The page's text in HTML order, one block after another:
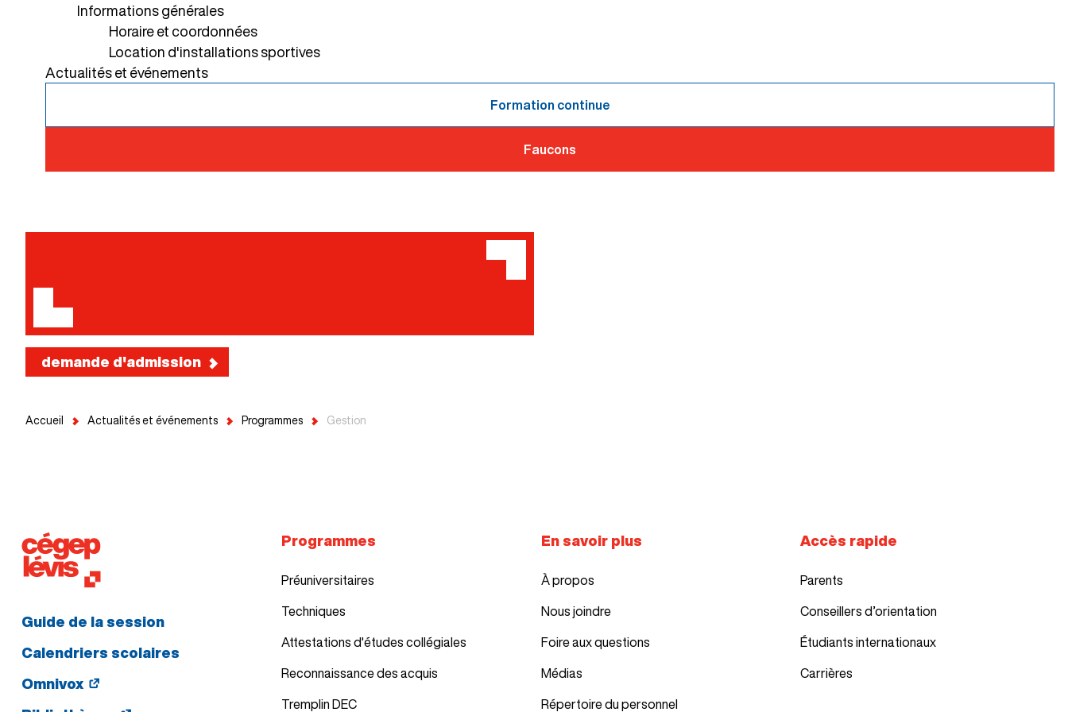
Informations générales
Horaire et coordonnées
Location d'installations sportives
Actualités et événements
Formation continue
Faucons
demande d'admission
Accueil Actualités et événements Programmes Gestion
Guide de la session
Calendriers scolaires
Omnivox
Programmes
Préuniversitaires
Techniques
Attestations d'études collégiales
Reconnaissance des acquis
Tremplin DEC
En savoir plus
À propos
Nous joindre
Foire aux questions
Médias
Répertoire du personnel
Accès rapide
Parents
Conseillers d’orientation
Étudiants internationaux
Carrières